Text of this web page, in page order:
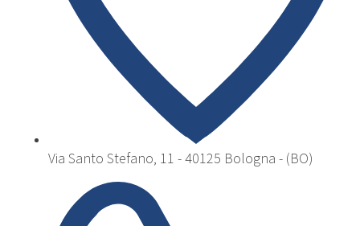
Via Santo Stefano, 11 - 40125 Bologna - (BO)